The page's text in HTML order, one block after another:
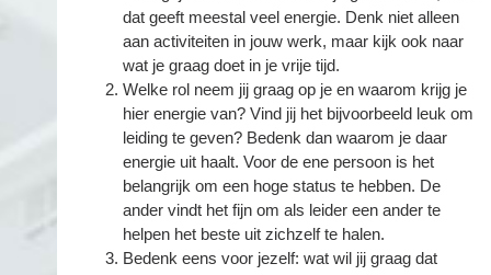
dat geeft meestal veel energie. Denk niet alleen
aan activiteiten in jouw werk, maar kijk ook naar
wat je graag doet in je vrije tijd.
Welke rol neem jij graag op je en waarom krijg je
hier energie van? Vind jij het bijvoorbeeld leuk om
leiding te geven? Bedenk dan waarom je daar
energie uit haalt. Voor de ene persoon is het
belangrijk om een hoge status te hebben. De
ander vindt het fijn om als leider een ander te
helpen het beste uit zichzelf te halen.
Bedenk eens voor jezelf: wat wil jij graag dat